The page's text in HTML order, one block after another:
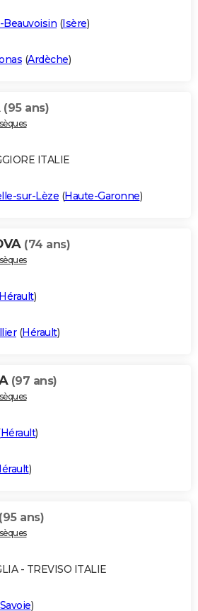
(Isère)
(Ardèche)
(95 ans)
ITALIE
sur-Lèze (Haute-Garonne)
(74 ans)
)
(Hérault)
(97 ans)
Hérault)
)
(95 ans)
- TREVISO ITALIE
Savoie)